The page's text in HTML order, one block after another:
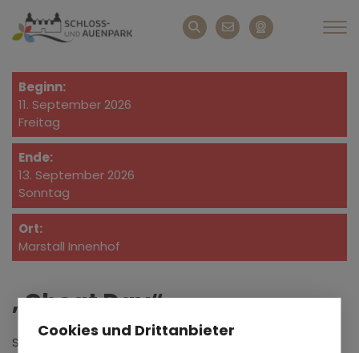
Cookies und Drittanbieter
Beginn:
11. September 2026
Freitag
Ende:
13. September 2026
Sonntag
Ort:
Marstall Innenhof
„Cheat Day“
Streetfood Festival